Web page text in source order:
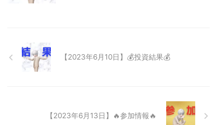
【2023年6月10日】💰投資結果💰
【2023年6月13日】🔥参加情報🔥